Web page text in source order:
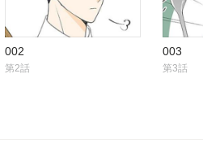
002
第2話
003
第3話